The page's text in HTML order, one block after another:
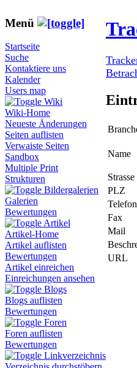
Menü
Startseite
Suche
Kontaktiere uns
Kalender
Users map
Wiki
Wiki-Home
Neueste Änderungen
Seiten auflisten
Verwaiste Seiten
Sandbox
Multiple Print
Strukturen
Bildergalerien
Galerien
Bewertungen
Artikel
Artikel-Home
Artikel auflisten
Bewertungen
Artikel einreichen
Einreichungen ansehen
Blogs
Blogs auflisten
Bewertungen
Foren
Foren auflisten
Bewertungen
Linkverzeichnis
Name
Strasse
PLZ
Telefon
Fax
Mail
URL